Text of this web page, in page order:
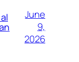
June
9,
2026